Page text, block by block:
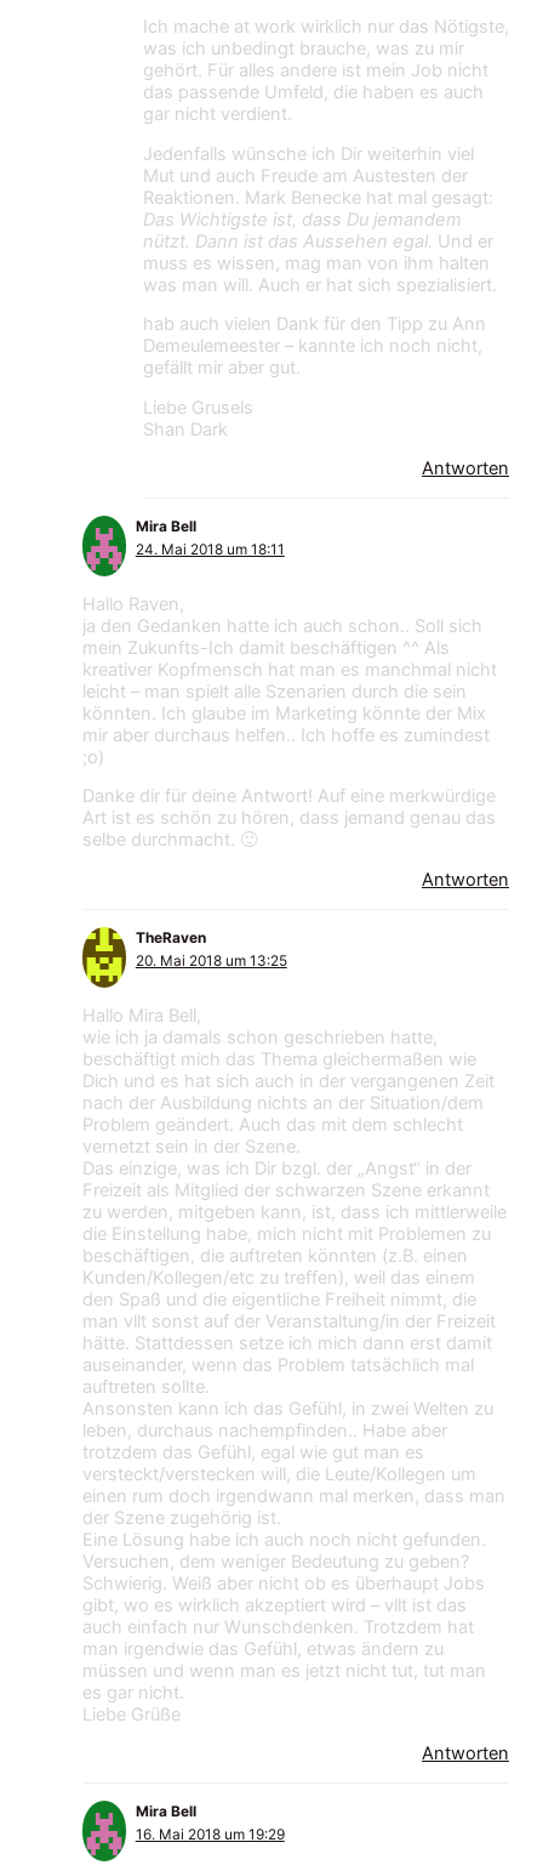
Ich mache at work wirklich nur das Nötigste,
was ich unbedingt brauche, was zu mir
gehört. Für alles andere ist mein Job nicht
das passende Umfeld, die haben es auch
gar nicht verdient.
Jedenfalls wünsche ich Dir weiterhin viel
Mut und auch Freude am Austesten der
Reaktionen. Mark Benecke hat mal gesagt:
Das Wichtigste ist, dass Du jemandem
nützt. Dann ist das Aussehen egal. Und er
muss es wissen, mag man von ihm halten
was man will. Auch er hat sich spezialisiert.
hab auch vielen Dank für den Tipp zu Ann
Demeulemeester – kannte ich noch nicht,
gefällt mir aber gut.
Liebe Grusels
Shan Dark
Antworten
Mira Bell
24. Mai 2018 um 18:11
Hallo Raven,
ja den Gedanken hatte ich auch schon.. Soll sich
mein Zukunfts-Ich damit beschäftigen ^^ Als
kreativer Kopfmensch hat man es manchmal nicht
leicht – man spielt alle Szenarien durch die sein
könnten. Ich glaube im Marketing könnte der Mix
mir aber durchaus helfen.. Ich hoffe es zumindest
;o)
Danke dir für deine Antwort! Auf eine merkwürdige
Art ist es schön zu hören, dass jemand genau das
selbe durchmacht. 🙂
Antworten
TheRaven
20. Mai 2018 um 13:25
Hallo Mira Bell,
wie ich ja damals schon geschrieben hatte,
beschäftigt mich das Thema gleichermaßen wie
Dich und es hat sich auch in der vergangenen Zeit
nach der Ausbildung nichts an der Situation/dem
Problem geändert. Auch das mit dem schlecht
vernetzt sein in der Szene.
Das einzige, was ich Dir bzgl. der „Angst“ in der
Freizeit als Mitglied der schwarzen Szene erkannt
zu werden, mitgeben kann, ist, dass ich mittlerweile
die Einstellung habe, mich nicht mit Problemen zu
beschäftigen, die auftreten könnten (z.B. einen
Kunden/Kollegen/etc zu treffen), weil das einem
den Spaß und die eigentliche Freiheit nimmt, die
man vllt sonst auf der Veranstaltung/in der Freizeit
hätte. Stattdessen setze ich mich dann erst damit
auseinander, wenn das Problem tatsächlich mal
auftreten sollte.
Ansonsten kann ich das Gefühl, in zwei Welten zu
leben, durchaus nachempfinden.. Habe aber
trotzdem das Gefühl, egal wie gut man es
versteckt/verstecken will, die Leute/Kollegen um
einen rum doch irgendwann mal merken, dass man
der Szene zugehörig ist.
Eine Lösung habe ich auch noch nicht gefunden.
Versuchen, dem weniger Bedeutung zu geben?
Schwierig. Weiß aber nicht ob es überhaupt Jobs
gibt, wo es wirklich akzeptiert wird – vllt ist das
auch einfach nur Wunschdenken. Trotzdem hat
man irgendwie das Gefühl, etwas ändern zu
müssen und wenn man es jetzt nicht tut, tut man
es gar nicht.
Liebe Grüße
Antworten
Mira Bell
16. Mai 2018 um 19:29